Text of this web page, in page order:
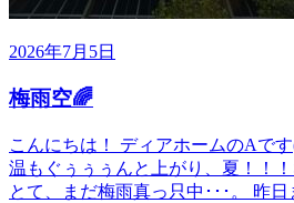
2026年7月5日
梅雨空🌈
こんにちは！ ディアホームのAで
温もぐぅぅぅんと上がり、夏！！
とて、まだ梅雨真っ只中･･･。 昨